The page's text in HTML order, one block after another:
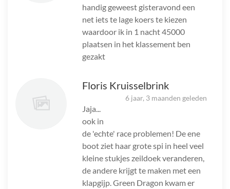
handig geweest gisteravond een
net iets te lage koers te kiezen
waardoor ik in 1 nacht 45000
plaatsen in het klassement ben
gezakt
Floris Kruisselbrink
6 jaar, 3 maanden geleden
Jaja...
ook in
de 'echte' race problemen! De ene
boot ziet haar grote spi in heel veel
kleine stukjes zeildoek veranderen,
de andere krijgt te maken met een
klapgijp. Green Dragon kwam er